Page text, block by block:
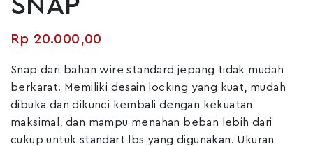
Rp 20.000,00
Snap dari bahan wire standard jepang tidak mudah
berkarat. Memiliki desain locking yang kuat, mudah
dibuka dan dikunci kembali dengan kekuatan
maksimal, dan mampu menahan beban lebih dari
cukup untuk standart lbs yang digunakan. Ukuran